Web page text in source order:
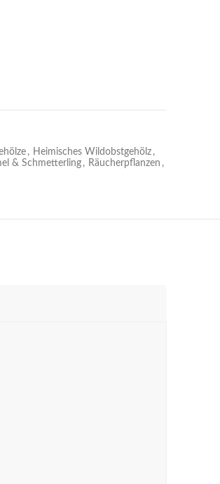
, Heimisches Wildobstgehölz ,
& Schmetterling , Räucherpflanzen ,